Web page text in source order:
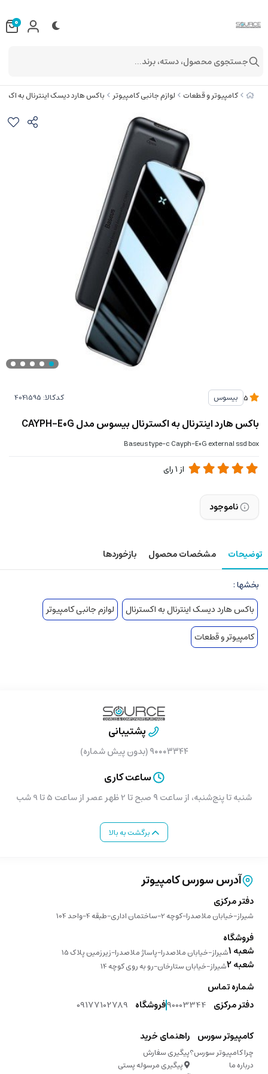
کامپیوتر و قطعات لوازم جانبی کامپیوتر باکس هارد دیسک اینترنال به
بیسوس کدکالا:
باکس هارد اینترنال به اکسترنال بیسوس مدل CAYPH-E0G
Baseus type-c Cayph-E0G external ssd box
از 1رای
ناموجود
توضیحات مشخصات محصول بازخوردها
بخشها :
باکس هارد دیسک اینترنال به اکسترنال
لوازم جانبی کامپیوتر
کامپیوتر و قطعات
پشتیبانی
۹۰۰۰۳۳۴۴ (بدون پیش شماره)
ساعت کاری
شنبه تا پنج‌شنبه، از ساعت ۹ صبح تا 2 ظهر عصر از ساعت 5 تا 9 شب
برگشت به بالا
آدرس سورس کامپیوتر
دفتر مرکزی
شیراز-خیابان ملاصدرا-کوچه 2-ساختمان اداری-طبقه 4-واحد 104
فروشگاه
شعبه 1 شیراز-خیابان ملاصدرا-پاساژ ملاصدرا-زیرزمین پلاک 15
شعبه 2 شیراز-خیابان ستارخان-رو به روی کوچه 14
شماره تماس
دفتر مرکزی 90003344فروشگاه 09177102789
کامپیوتر سورس
چرا کامپیوتر سورس؟
درباره ما
راهنمای خرید
پیگیری سفارش
پیگیری مرسوله پستی
0
جستجوی محصول، دسته، برند...